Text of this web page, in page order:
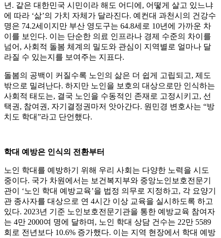
년. 같은 대한민국 시민이라 해도 어디에, 어떻게 살고 있느냐
에 따라 ‘삶’의 가치 자체가 달라진다. 예컨대 과천시의 건강수
명은 74.2세이지만 부산 영도구는 64.8세로 10년에 가까운 차
이를 보인다. 이는 단순한 의료 인프라나 경제 수준의 차이를
넘어, 사회적 돌봄 체계의 밀도와 관심이 지역별로 얼마나 달
라질 수 있는지를 보여주는 지표다.
돌봄의 공백이 커질수록 노인의 삶은 더 쉽게 고립되고, 제도
밖으로 밀려난다. 하지만 노인을 보호의 대상으로만 인식하는
사회적 태도는, 결국 노인을 수동적인 존재로 고정시키고, 선
택권, 참여권, 자기결정권마저 앗아간다. 원민경 변호사는 “방
치도 학대”라고 단언했다.
학대 예방은 인식의 전환부터
노인 학대를 예방하기 위해 우리 사회는 다양한 노력을 시도
중이다. 국가 차원에서는 보건복지부와 중앙노인보호전문기
관이 ‘노인 학대 예방교육’을 법정 의무로 지정하고, 각 요양기
관 종사자를 대상으로 연 4시간 이상 교육을 실시하도록 하고
있다. 2023년 기준 노인보호전문기관을 통한 예방교육 참여자
는 4만 2000여 명에 달하며, 노인 학대 상담 건수는 22만 5589
회로 전년보다 10.6% 증가했다. 이는 지역 현장에서 학대 예방